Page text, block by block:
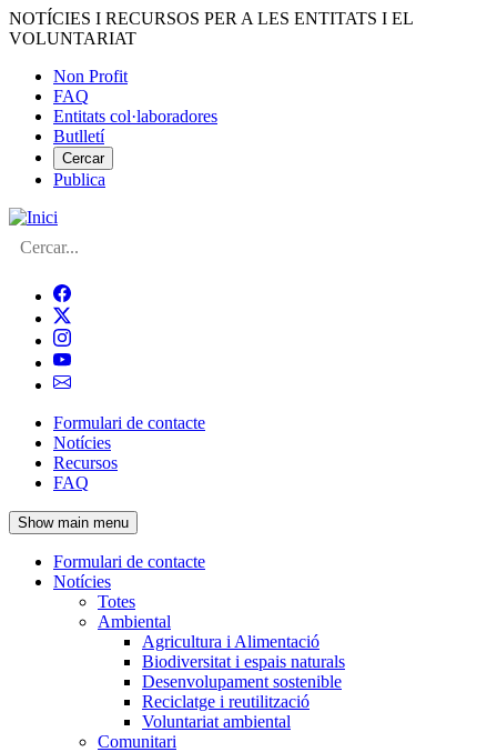
Vés
al
NOTÍCIES I RECURSOS PER A LES ENTITATS I EL
VOLUNTARIAT
Menú
del
compte
d'usuari
Non Profit
FAQ
Entitats col·laboradores
Butlletí
Cercar
Publica
Cerca
Navegació
principal
de
l'encapçalament
Formulari de contacte
Notícies
Recursos
FAQ
Show main menu
Navegació
principal
Formulari de contacte
Notícies
Totes
Ambiental
Agricultura i Alimentació
Biodiversitat i espais naturals
Desenvolupament sostenible
Reciclatge i reutilització
Voluntariat ambiental
Comunitari